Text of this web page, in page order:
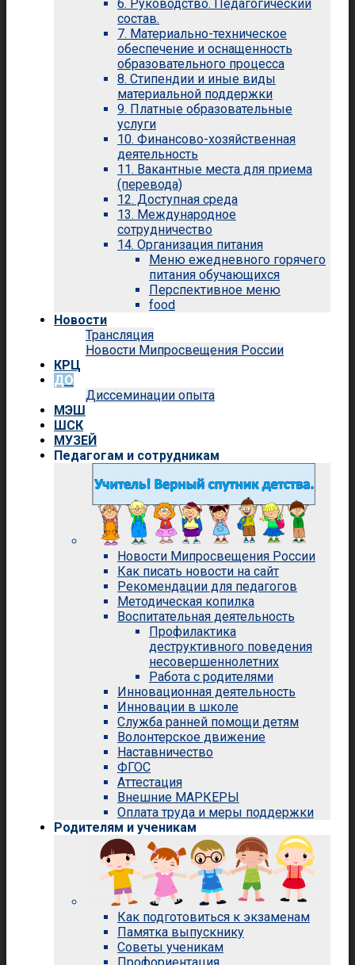
6. Руководство. Педагогический
состав.
7. Материально-техническое
обеспечение и оснащенность
образовательного процесса
8. Стипендии и иные виды
материальной поддержки
9. Платные образовательные
услуги
10. Финансово-хозяйственная
деятельность
11. Вакантные места для приема
(перевода)
12. Доступная среда
13. Международное
сотрудничество
14. Организация питания
Меню ежедневного горячего
питания обучающихся
Перспективное меню
food
Новости
Трансляция
Новости Мипросвещения России
КРЦ
ДО
Диссеминации опыта
МЭШ
ШСК
МУЗЕЙ
Педагогам и сотрудникам
Новости Мипросвещения России
Как писать новости на сайт
Рекомендации для педагогов
Методическая копилка
Воспитательная деятельность
Профилактика
деструктивного поведения
несовершеннолетних
Работа с родителями
Инновационная деятельность
Инновации в школе
Служба ранней помощи детям
Волонтерское движение
Наставничество
ФГОС
Аттестация
Внешние МАРКЕРЫ
Оплата труда и меры поддержки
Родителям и ученикам
Как подготовиться к экзаменам
Памятка выпускнику
Советы ученикам